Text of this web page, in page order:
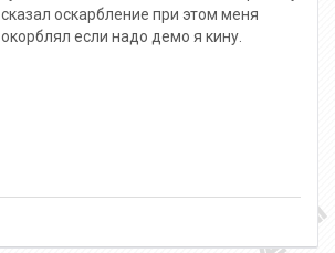
сказал оскарбление при этом меня
окорблял если надо демо я кину.